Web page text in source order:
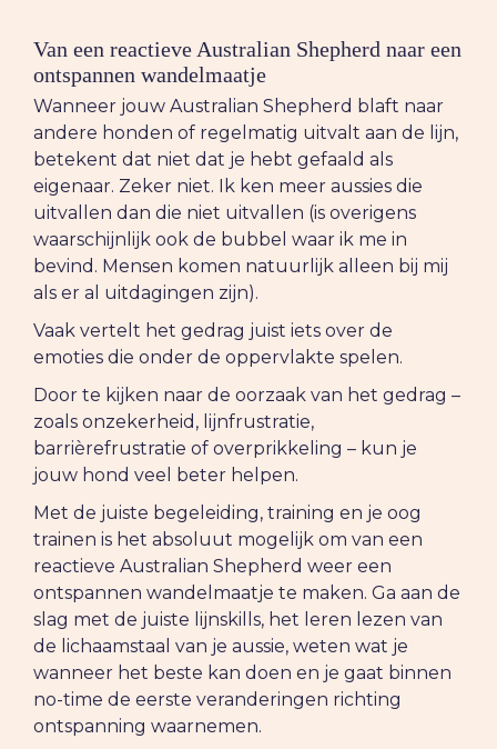
Van een reactieve Australian Shepherd naar een
ontspannen wandelmaatje
Wanneer jouw Australian Shepherd blaft naar
andere honden of regelmatig uitvalt aan de lijn,
betekent dat niet dat je hebt gefaald als
eigenaar. Zeker niet. Ik ken meer aussies die
uitvallen dan die niet uitvallen (is overigens
waarschijnlijk ook de bubbel waar ik me in
bevind. Mensen komen natuurlijk alleen bij mij
als er al uitdagingen zijn).
Vaak vertelt het gedrag juist iets over de
emoties die onder de oppervlakte spelen.
Door te kijken naar de oorzaak van het gedrag –
zoals onzekerheid, lijnfrustratie,
barrièrefrustratie of overprikkeling – kun je
jouw hond veel beter helpen.
Met de juiste begeleiding, training en je oog
trainen is het absoluut mogelijk om van een
reactieve Australian Shepherd weer een
ontspannen wandelmaatje te maken. Ga aan de
slag met de juiste lijnskills, het leren lezen van
de lichaamstaal van je aussie, weten wat je
wanneer het beste kan doen en je gaat binnen
no-time de eerste veranderingen richting
ontspanning waarnemen.